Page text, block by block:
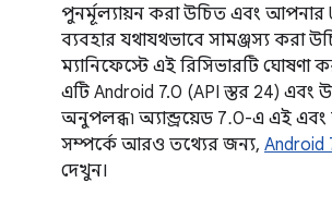
পুনর্মূল্যায়ন করা উচিত এবং আপনার
ব্যবহার যথাযথভাবে সামঞ্জস্য করা
ম্যানিফেস্টে এই রিসিভারটি ঘোষণা
এটি Android 7.0 (API স্তর 24) এবং
অনুপলব্ধ৷ অ্যান্ড্রয়েড 7.0-এ এই এবং
সম্পর্কে আরও তথ্যের জন্য, Android
দেখুন।